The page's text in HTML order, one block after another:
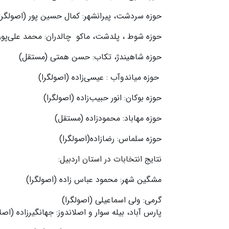
حوزه سردشت، پیرانشهر: کمال حسین پور
حوزه شوط ، پلدشت، ماکو چالدران: محمد
حوزه شاهیندژ، تکاب: حسن همتی (مستقل)
حوزه میاندوآب : عیسی‌زاده (اصولگرا)
حوزه بوکان: انور حبیب‌زاده (اصولگرا)
حوزه مهاباد: محمودزاده (مستقل)
حوزه سلماس: رضازاده(اصولگرا)
نتایج انتخابات در استان اردبیل:
مشگین شهر: محمود عباس زاده (اصولگرا)
گرمی: ولی اسماعیلی (اصولگرا)
پارس آباد، بیله سوار و اصلاندوز: جهانگیرزاده